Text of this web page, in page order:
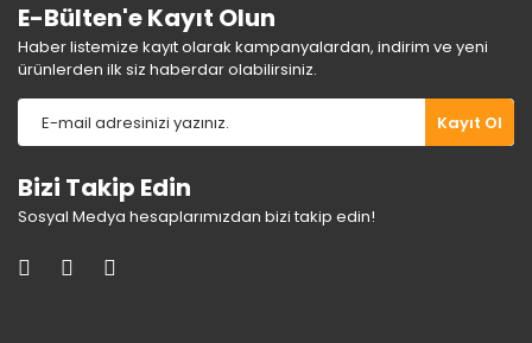
E-Bülten'e Kayıt Olun
Haber listemize kayıt olarak kampanyalardan, indirim ve yeni
ürünlerden ilk siz haberdar olabilirsiniz.
Kayıt Ol
Bizi Takip Edin
Sosyal Medya hesaplarımızdan bizi takip edin!